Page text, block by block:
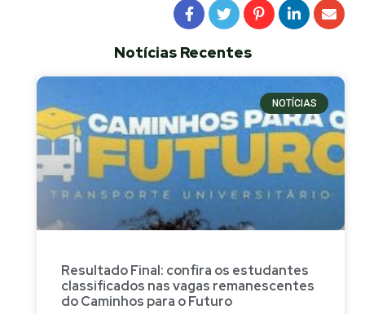
Notícias Recentes
NOTÍCIAS
Resultado Final: confira os estudantes
classificados nas vagas remanescentes
do Caminhos para o Futuro